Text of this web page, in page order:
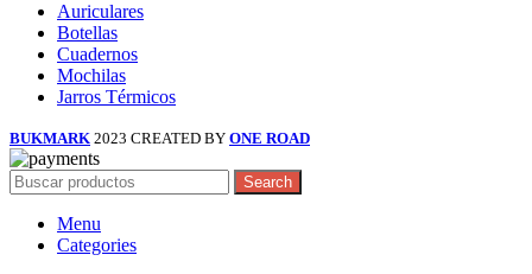
Auriculares
Botellas
Cuadernos
Mochilas
Jarros Térmicos
BUKMARK 2023 CREATED BY ONE ROAD
Search
Menu
Categories